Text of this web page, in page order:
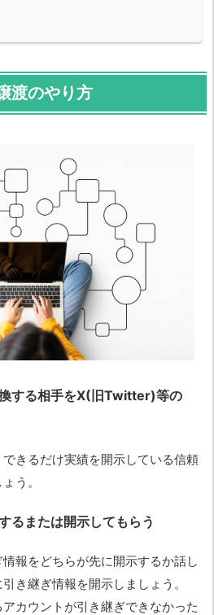
渡のやり方
する相手をX(旧Twitter)等の
きるだけ実績を開示している信頼
う。
るまたは開示してもらう
報をどちらが先に開示するか話し
き継ぎ情報を開示しましょう。
カウントが引き継ぎできなかった